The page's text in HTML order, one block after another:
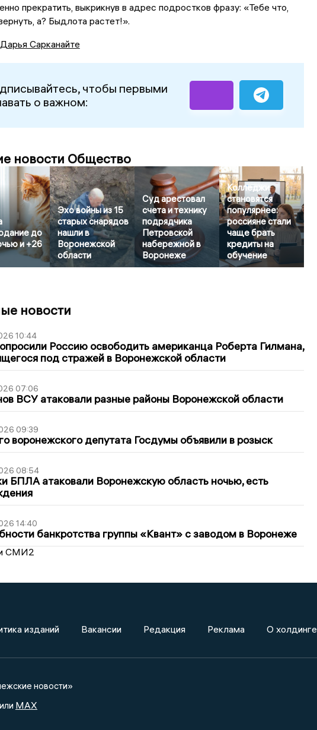
прекратить, выкрикнув в адрес подростков фразу: «Тебе что,
а? Быдлота растет!».
Дарья Сарканайте
чтобы первыми
о важном:
новости Общество
до
и +26
Эхо войны из 15
старых снарядов
нашли в
Воронежской
области
Суд арестовал
счета и технику
подрядчика
Петровской
набережной в
Воронеже
Колледжи
становятся
популярнее:
россияне стали
чаще брать
кредиты на
обучение
новости
10:44
Россию освободить американца Роберта Гилмана,
под стражей в Воронежской области
07:06
ВСУ атаковали разные районы Воронежской области
09:39
воронежского депутата Госдумы объявили в розыск
08:54
БПЛА атаковали Воронежскую область ночью, есть
14:40
банкротства группы «Квант» с заводом в Воронеже
СМИ2
изданий Вакансии Редакция Реклама О холдинге
новости»
или MAX